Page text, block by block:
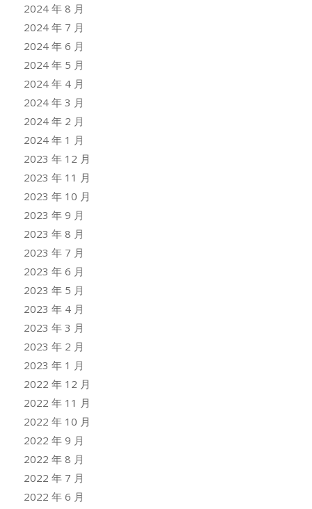
2024 年 8 月
2024 年 7 月
2024 年 6 月
2024 年 5 月
2024 年 4 月
2024 年 3 月
2024 年 2 月
2024 年 1 月
2023 年 12 月
2023 年 11 月
2023 年 10 月
2023 年 9 月
2023 年 8 月
2023 年 7 月
2023 年 6 月
2023 年 5 月
2023 年 4 月
2023 年 3 月
2023 年 2 月
2023 年 1 月
2022 年 12 月
2022 年 11 月
2022 年 10 月
2022 年 9 月
2022 年 8 月
2022 年 7 月
2022 年 6 月